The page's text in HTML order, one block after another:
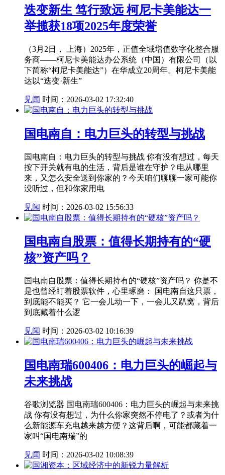
迭变新生 笃行致远 柯尼卡美能达一
举揽获18项2025年度荣誉
（3月2日， 上海）2025年，正值全域增值数字化整合服
务商——柯尼卡美能达办公系统（中国）有限公司（以
下简称“柯尼卡美能达”）在华成立20周年。柯尼卡美能
达以“迭变·新生”
见闻 时间：2026-03-02 17:32:40
国电南自：电力巨头的转型与挑战
国电南自：电力巨头的转型与挑战 你有没有想过，每天
按下开关就有电的生活，背后是谁在守护？电从哪里
来，又怎么安全送到你家的？今天咱们聊聊一家可能你
没听过，但和你家用电
见闻 时间：2026-03-02 15:56:33
国电南自股票：值得长期持有的“硬
核”资产吗？
国电南自股票：值得长期持有的“硬核”资产吗？ 你是不
是也曾经盯着股票软件，心里琢磨： 国电南自这只票，
到底能不能买？ 它一会儿动一下，一会儿又趴窝，背后
到底藏着什么逻
见闻 时间：2026-03-02 10:16:39
国电南瑞600406：电力巨头的崛起与
未来挑战
谷歌浏览器 国电南瑞600406：电力巨头的崛起与未来挑
战 你有没有想过，为什么你家突然不停电了？或者为什
么新能源车充电越来越方便？这背后啊，可能都藏着一
家叫“国电南瑞”的
见闻 时间：2026-03-02 10:08:39